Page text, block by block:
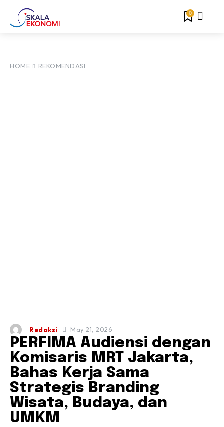
0
HOME REKOMENDASI
Redaksi May 21, 2026
PERFIMA Audiensi dengan
Komisaris MRT Jakarta,
Bahas Kerja Sama
Strategis Branding
Wisata, Budaya, dan
UMKM